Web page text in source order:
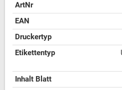
ArtNr
EAN
Druckertyp
Etikettentyp
Inhalt Blatt